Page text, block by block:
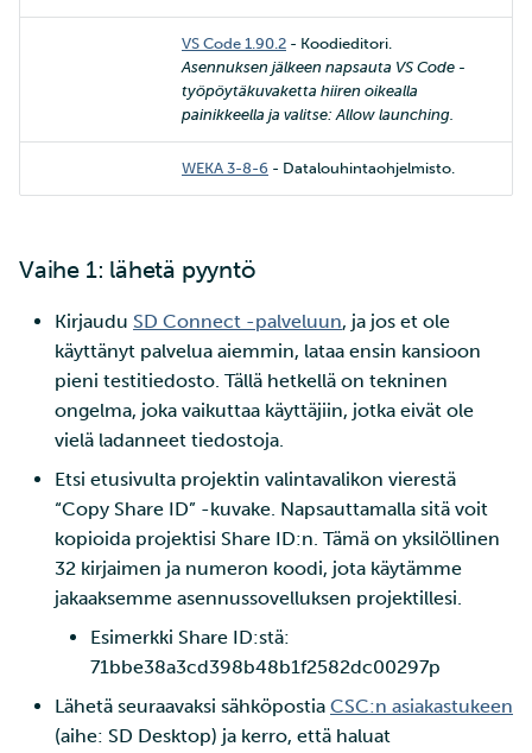
VS Code 1.90.2 - Koodieditori.
Asennuksen jälkeen napsauta VS Code -
työpöytäkuvaketta hiiren oikealla
painikkeella ja valitse: Allow launching.
WEKA 3-8-6 - Datalouhintaohjelmisto.
Vaihe 1: lähetä pyyntö
Kirjaudu SD Connect -palveluun, ja jos et ole
käyttänyt palvelua aiemmin, lataa ensin kansioon
pieni testitiedosto. Tällä hetkellä on tekninen
ongelma, joka vaikuttaa käyttäjiin, jotka eivät ole
vielä ladanneet tiedostoja.
Etsi etusivulta projektin valintavalikon vierestä
“Copy Share ID” -kuvake. Napsauttamalla sitä voit
kopioida projektisi Share ID:n. Tämä on yksilöllinen
32 kirjaimen ja numeron koodi, jota käytämme
jakaaksemme asennussovelluksen projektillesi.
Esimerkki Share ID:stä:
71bbe38a3cd398b48b1f2582dc00297p
Lähetä seuraavaksi sähköpostia CSC:n asiakastukeen
(aihe: SD Desktop) ja kerro, että haluat